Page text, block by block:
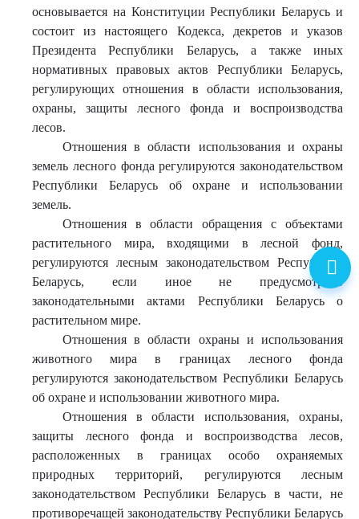
основывается на Конституции Республики Беларусь и
состоит из настоящего Кодекса, декретов и указов
Президента Республики Беларусь, а также иных
нормативных правовых актов Республики Беларусь,
регулирующих отношения в области использования,
охраны, защиты лесного фонда и воспроизводства
лесов.
Отношения в области использования и охраны
земель лесного фонда регулируются законодательством
Республики Беларусь об охране и использовании
земель.
Отношения в области обращения с объектами
растительного мира, входящими в лесной фонд,
регулируются лесным законодательством Республики
Беларусь, если иное не предусмотрено
законодательными актами Республики Беларусь о
растительном мире.
Отношения в области охраны и использования
животного мира в границах лесного фонда
регулируются законодательством Республики Беларусь
об охране и использовании животного мира.
Отношения в области использования, охраны,
защиты лесного фонда и воспроизводства лесов,
расположенных в границах особо охраняемых
природных территорий, регулируются лесным
законодательством Республики Беларусь в части, не
противоречащей законодательству Республики Беларусь